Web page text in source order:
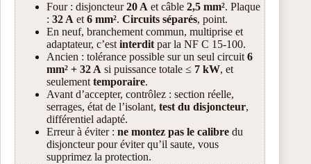
Four : disjoncteur20 A et câble 2,5 mm². Plaque
: 32 A et 6 mm². Circuits séparés, point.
En neuf, branchement commun, multiprise et
adaptateur, c’est interdit par la NF C 15-100.
Ancien : tolérance possible sur un seul circuit 6
mm² + 32 A si puissance totale ≤ 7 kW, et
seulement temporaire.
Avant d’accepter, contrôlez : section réelle,
serrages, état de l’isolant, test du disjoncteur,
différentiel adapté.
Erreur à éviter : ne montez pas le calibre du
disjoncteur pour éviter qu’il saute, vous
supprimez la protection.